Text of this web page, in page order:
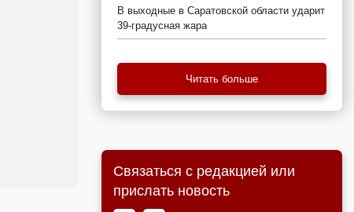
В выходные в Саратовской области ударит
39-градусная жара
Читать больше
Связаться с редакцией или
прислать новость